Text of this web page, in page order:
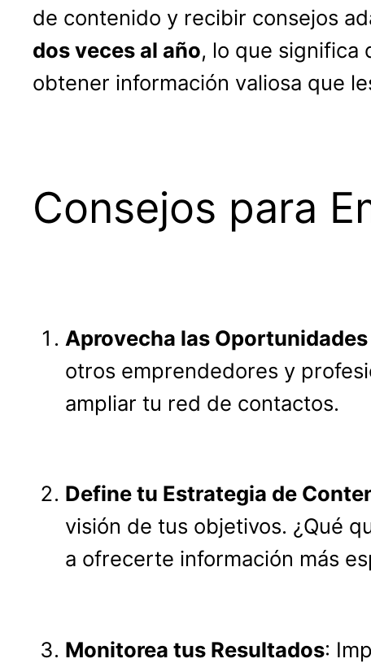
de contenido y recibir consejos
dos veces al año, lo que significa
obtener información valiosa que
Consejos para
Aprovecha las
otros emprendedores y
ampliar tu red de contactos.
Define tu Estrategia de
visión de tus objetivos. ¿Qué
a ofrecerte información más
Monitorea tus Resultados: